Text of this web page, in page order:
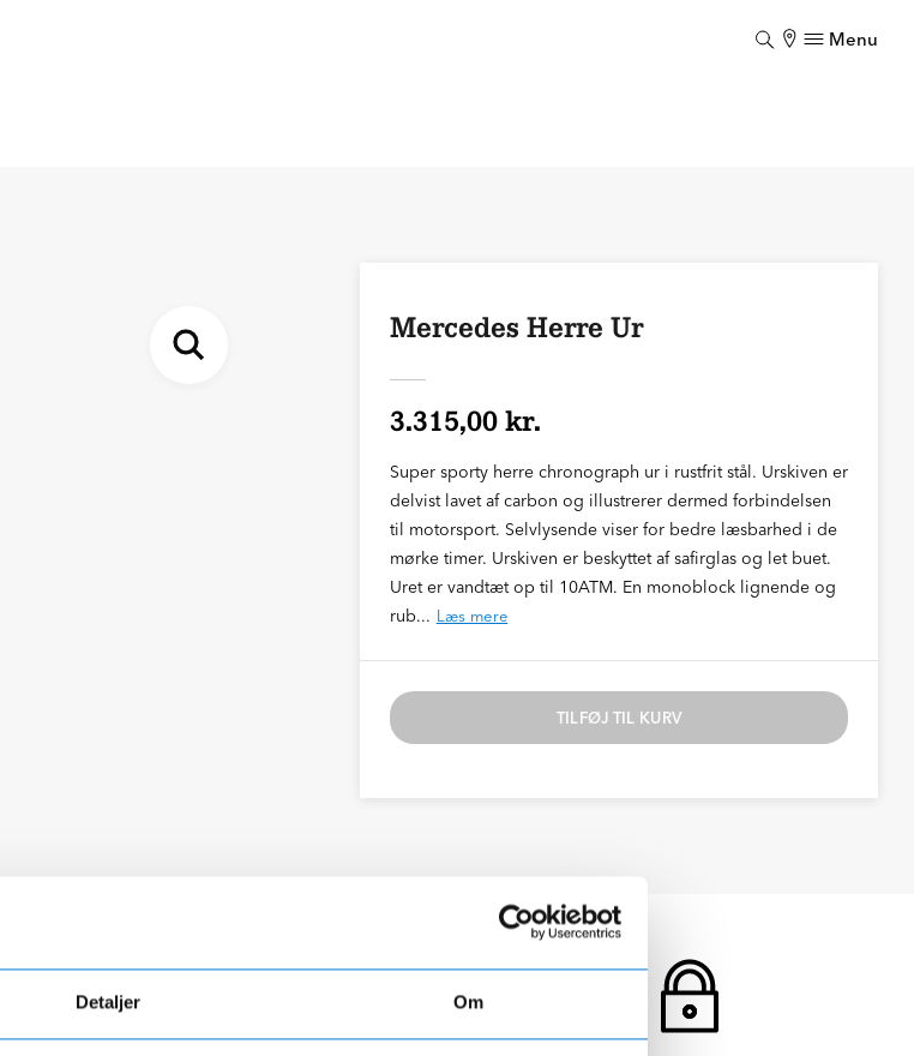
Detaljer Om
Menu
Mercedes Herre Ur
3.315,00 kr.
Super sporty herre chronograph ur i rustfrit stål. Urskiven er
delvist lavet af carbon og illustrerer dermed forbindelsen
til motorsport. Selvlysende viser for bedre læsbarhed i de
mørke timer. Urskiven er beskyttet af safirglas og let buet.
Uret er vandtæt op til 10ATM. En monoblock lignende og
rub... Læs mere
TILFØJ TIL KURV